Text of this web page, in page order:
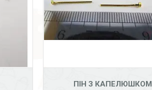
ПІН З КАПЕЛЮШКОМ